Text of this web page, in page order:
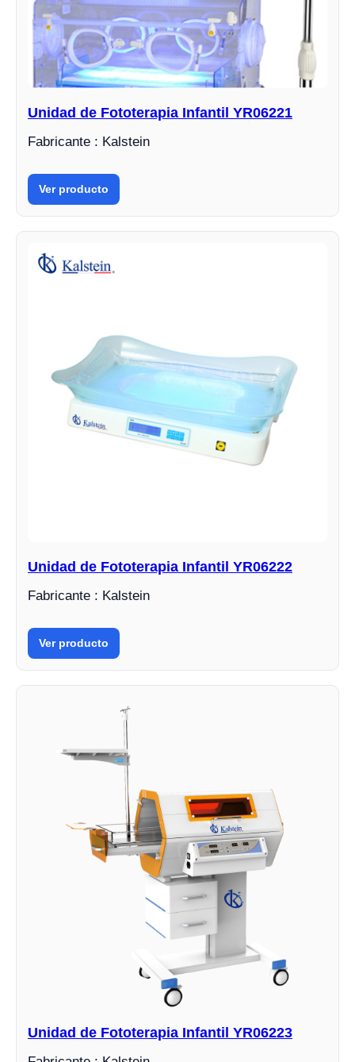
Unidad de Fototerapia Infantil YR06221
Fabricante : Kalstein
Ver producto
Unidad de Fototerapia Infantil YR06222
Fabricante : Kalstein
Ver producto
Unidad de Fototerapia Infantil YR06223